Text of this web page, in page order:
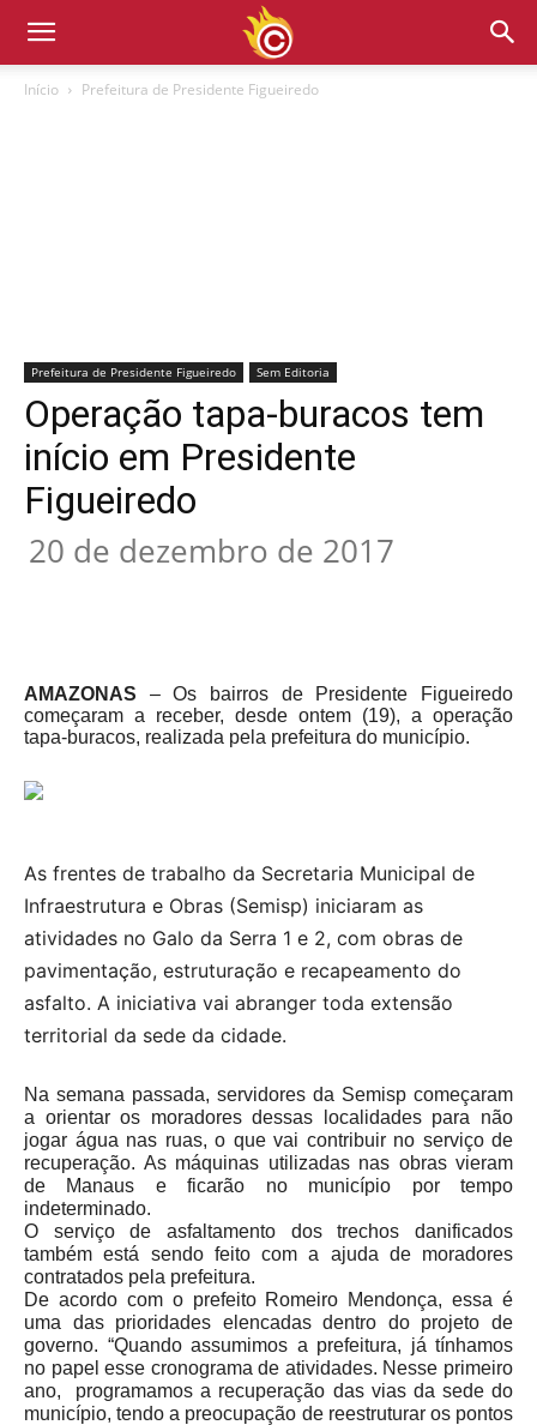
Início Prefeitura de Presidente Figueiredo
Prefeitura de Presidente Figueiredo Sem Editoria
Operação tapa-buracos tem
início em Presidente
Figueiredo
20 de dezembro de 2017
AMAZONAS – Os bairros de Presidente Figueiredo
começaram a receber, desde ontem (19), a operação
tapa-buracos, realizada pela prefeitura do município.
As frentes de trabalho da Secretaria Municipal de
Infraestrutura e Obras (Semisp) iniciaram as
atividades no Galo da Serra 1 e 2, com obras de
pavimentação, estruturação e recapeamento do
asfalto. A iniciativa vai abranger toda extensão
territorial da sede da cidade.
Na semana passada, servidores da Semisp começaram
a orientar os moradores dessas localidades para não
jogar água nas ruas, o que vai contribuir no serviço de
recuperação. As máquinas utilizadas nas obras vieram
de Manaus e ficarão no município por tempo
indeterminado.
O serviço de asfaltamento dos trechos danificados
também está sendo feito com a ajuda de moradores
contratados pela prefeitura.
De acordo com o prefeito Romeiro Mendonça, essa é
uma das prioridades elencadas dentro do projeto de
governo. “Quando assumimos a prefeitura, já tínhamos
no papel esse cronograma de atividades. Nesse primeiro
ano, programamos a recuperação das vias da sede do
município, tendo a preocupação de reestruturar os pontos